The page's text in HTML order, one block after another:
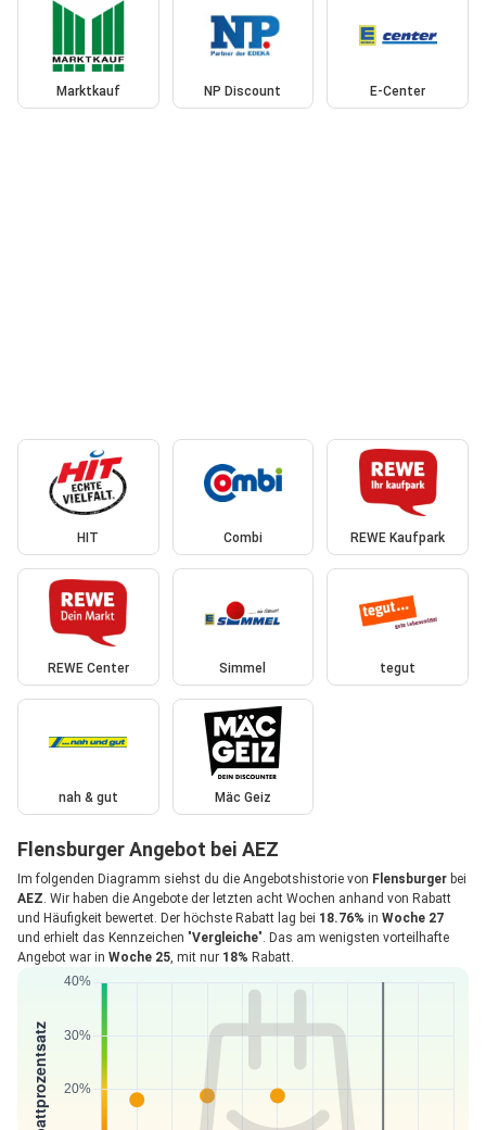
Marktkauf NP Discount E-Center
HIT Combi REWE Kaufpark
REWE Center Simmel tegut
nah & gut Mäc Geiz
Flensburger Angebot bei AEZ
Im folgenden Diagramm siehst du die Angebotshistorie von Flensburger bei
AEZ. Wir haben die Angebote der letzten acht Wochen anhand von Rabatt
und Häufigkeit bewertet. Der höchste Rabatt lag bei 18.76% in Woche 27
und erhielt das Kennzeichen "Vergleiche". Das am wenigsten vorteilhafte
Angebot war in Woche 25, mit nur 18% Rabatt.